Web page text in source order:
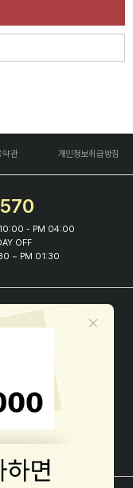
약관 개인정보취급방침
- PM 04:00
OFF
~ PM 01:30
보확인]